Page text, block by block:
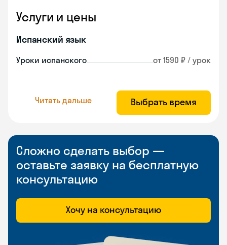
Услуги и цены
Испанский язык
Уроки испанского от 1590 ₽ / урок
Читать дальше Выбрать время
Сложно сделать выбор —
оставьте заявку на бесплатную
консультацию
Хочу на консультацию